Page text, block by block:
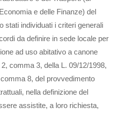
e delle Finanze) del
stati individuati i criteri generali
da definire in sede locale per
ad uso abitativo a canone
comma 3, della L. 09/12/1998,
8, del provvedimento
nella definizione del
assistite, a loro richiesta,